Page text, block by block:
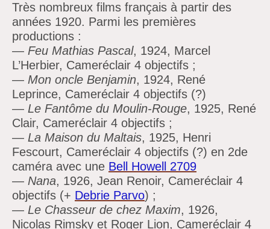
Très nombreux films français à partir des
années 1920. Parmi les premières
productions :
— Feu Mathias Pascal, 1924, Marcel
L’Herbier, Cameréclair 4 objectifs ;
— Mon oncle Benjamin, 1924, René
Leprince, Cameréclair 4 objectifs (?)
— Le Fantôme du Moulin-Rouge, 1925, René
Clair, Cameréclair 4 objectifs ;
— La Maison du Maltais, 1925, Henri
Fescourt, Cameréclair 4 objectifs (?) en 2de
caméra avec une Bell Howell 2709
— Nana, 1926, Jean Renoir, Cameréclair 4
objectifs (+ Debrie Parvo) ;
— Le Chasseur de chez Maxim, 1926,
Nicolas Rimsky et Roger Lion, Cameréclair 4